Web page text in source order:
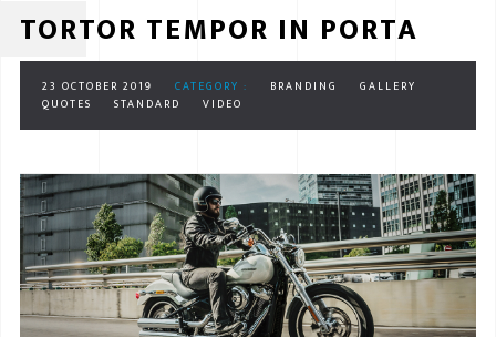
TORTOR TEMPOR IN PORTA
23 OCTOBER 2019 CATEGORY : BRANDING
GALLERY
QUOTES
STANDARD VIDEO